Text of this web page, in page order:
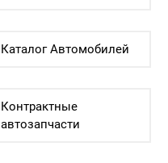
Каталог Автомобилей
Контрактные
автозапчасти